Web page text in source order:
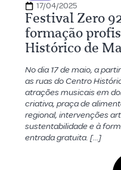
17/04/2025
Festival Zero
formação
Histórico de
No dia 17 de maio, a
as ruas do Centro
atrações musicais em
criativa, praça de
regional, intervenções
sustentabilidade e à
entrada gratuita. […]